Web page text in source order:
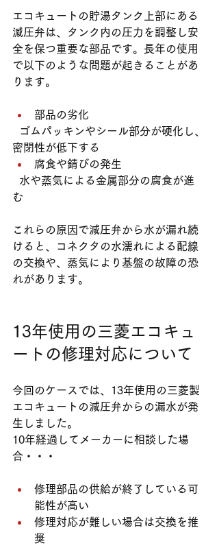
エコキュートの貯湯タンク上部にある
減圧弁は、タンク内の圧力を調整し安
全を保つ重要な部品です。長年の使用
で以下のような問題が起きることがあ
ります。
部品の劣化
密閉性が低下する
腐食や錆びの発生
む
これらの原因で減圧弁から水が漏れ続
けると、コネクタの水濡れによる配線
の交換や、蒸気により基盤の故障の恐
れがあります。
13年使用の三菱エコキュ
ートの修理対応について
今回のケースでは、13年使用の三菱製
エコキュートの減圧弁からの漏水が発
生しました。
10年経過してメーカーに相談した場
合・・・
修理部品の供給が終了している可
能性が高い
修理対応が難しい場合は交換を推
奨